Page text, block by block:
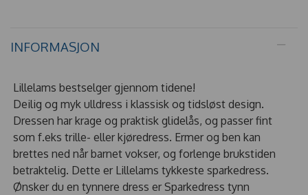
INFORMASJON
Lillelams bestselger gjennom tidene!
Deilig og myk ulldress i klassisk og tidsløst design.
Dressen har krage og praktisk glidelås, og passer fint
som f.eks trille- eller kjøredress. Ermer og ben kan
brettes ned når barnet vokser, og forlenge brukstiden
betraktelig. Dette er Lillelams tykkeste sparkedress.
Ønsker du en tynnere dress er Sparkedress tynn